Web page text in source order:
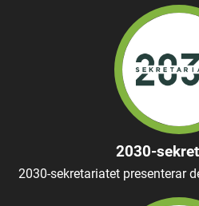
2030-
2030-sekretariatet presenterar